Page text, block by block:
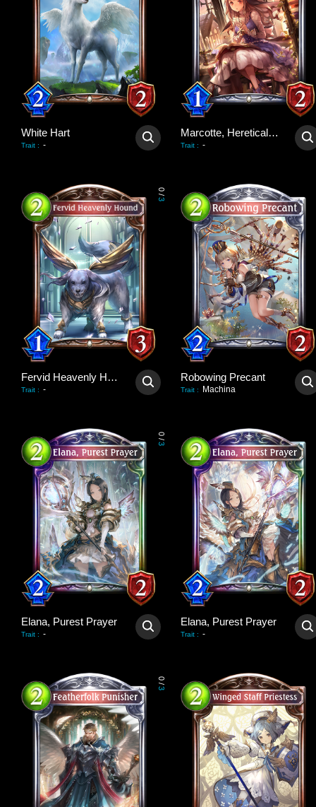
White Hart
Trait : -
Marcotte, Heretical Sister
Trait : -
0
/
3
Fervid Heavenly Hound
Trait : -
Robowing Precant
Trait : Machina
0
/
3
Elana, Purest Prayer
Trait : -
Elana, Purest Prayer
Trait : -
0
/
3